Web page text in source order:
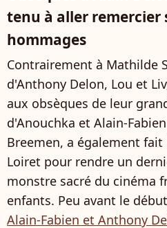
tenu à aller remercier
hommages
Contrairement à Mathilde
d'Anthony Delon, Lou et
aux obsèques de leur
d'Anouchka et Alain-
Breemen, a également
Loiret pour rendre un
monstre sacré du cinéma
enfants. Peu avant le
Alain-Fabien et Anthony